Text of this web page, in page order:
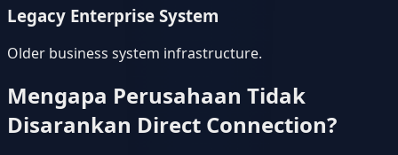
Legacy Enterprise System
Older business system infrastructure.
Mengapa Perusahaan Tidak
Disarankan Direct Connection?